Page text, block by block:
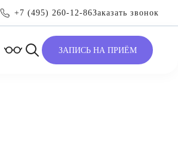
+7 (495) 260-12-86Заказать звонок
ЗАПИСЬ НА ПРИЁМ